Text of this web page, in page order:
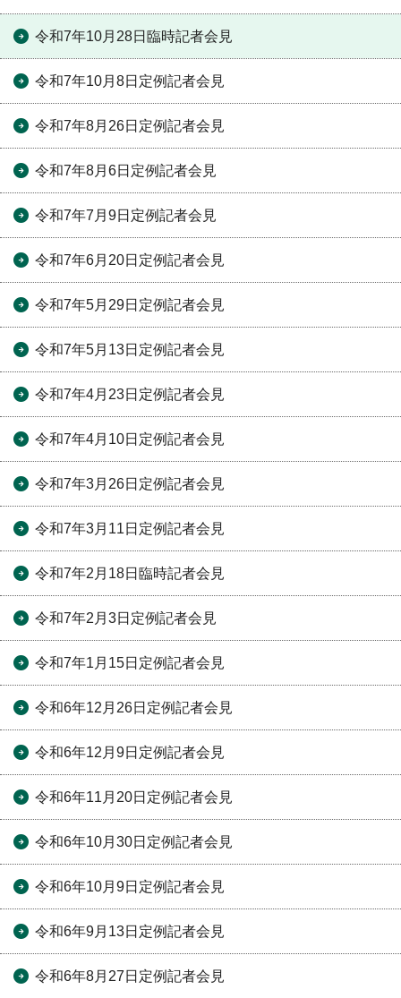
令和7年10月28日臨時記者会見
令和7年10月8日定例記者会見
令和7年8月26日定例記者会見
令和7年8月6日定例記者会見
令和7年7月9日定例記者会見
令和7年6月20日定例記者会見
令和7年5月29日定例記者会見
令和7年5月13日定例記者会見
令和7年4月23日定例記者会見
令和7年4月10日定例記者会見
令和7年3月26日定例記者会見
令和7年3月11日定例記者会見
令和7年2月18日臨時記者会見
令和7年2月3日定例記者会見
令和7年1月15日定例記者会見
令和6年12月26日定例記者会見
令和6年12月9日定例記者会見
令和6年11月20日定例記者会見
令和6年10月30日定例記者会見
令和6年10月9日定例記者会見
令和6年9月13日定例記者会見
令和6年8月27日定例記者会見